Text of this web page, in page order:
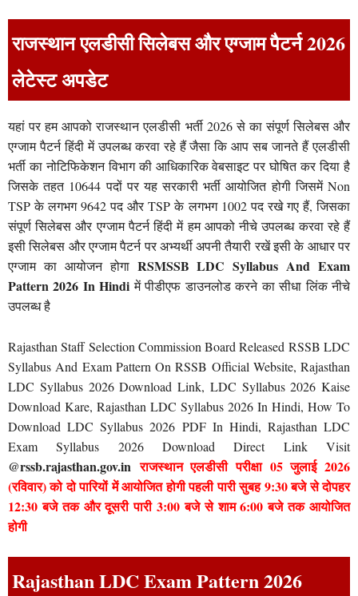
राजस्थान एलडीसी सिलेबस और एग्जाम पैटर्न 2026
लेटेस्ट अपडेट
यहां पर हम आपको राजस्थान एलडीसी भर्ती 2026 से का संपूर्ण सिलेबस और
एग्जाम पैटर्न हिंदी में उपलब्ध करवा रहे हैं जैसा कि आप सब जानते हैं एलडीसी
भर्ती का नोटिफिकेशन विभाग की आधिकारिक वेबसाइट पर घोषित कर दिया है
जिसके तहत 10644 पदों पर यह सरकारी भर्ती आयोजित होगी जिसमें Non
TSP के लगभग 9642 पद और TSP के लगभग 1002 पद रखे गए हैं, जिसका
संपूर्ण सिलेबस और एग्जाम पैटर्न हिंदी में हम आपको नीचे उपलब्ध करवा रहे हैं
इसी सिलेबस और एग्जाम पैटर्न पर अभ्यर्थी अपनी तैयारी रखें इसी के आधार पर
एग्जाम का आयोजन होगा RSMSSB LDC Syllabus And Exam
Pattern 2026 In Hindi में पीडीएफ डाउनलोड करने का सीधा लिंक नीचे
उपलब्ध है
Rajasthan Staff Selection Commission Board Released RSSB LDC
Syllabus And Exam Pattern On RSSB Official Website, Rajasthan
LDC Syllabus 2026 Download Link, LDC Syllabus 2026 Kaise
Download Kare, Rajasthan LDC Syllabus 2026 In Hindi, How To
Download LDC Syllabus 2026 PDF In Hindi, Rajasthan LDC
Exam Syllabus 2026 Download Direct Link Visit
@rssb.rajasthan.gov.inराजस्थान एलडीसी परीक्षा 05 जुलाई 2026
(रविवार) को दो पारियों में आयोजित होगी पहली पारी सुबह 9:30 बजे से दोपहर
12:30 बजे तक और दूसरी पारी 3:00 बजे से शाम 6:00 बजे तक आयोजित
होगी
Rajasthan LDC Exam Pattern 2026